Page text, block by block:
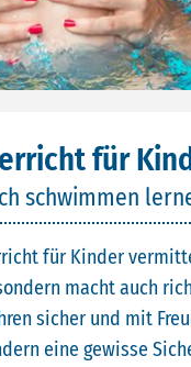
für
schwimmen
für Kinder
macht auch
sicher und mit
eine gewisse